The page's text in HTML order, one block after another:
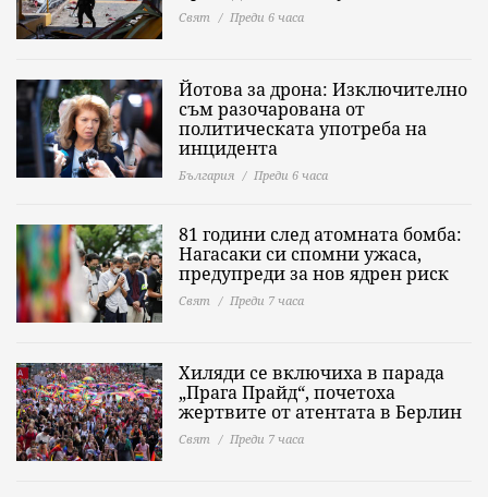
Свят Преди 6 часа
Йотова за дрона: Изключително
съм разочарована от
политическата употреба на
инцидента
България Преди 6 часа
81 години след атомната бомба:
Нагасаки си спомни ужаса,
предупреди за нов ядрен риск
Свят Преди 7 часа
Хиляди се включиха в парада
„Прага Прайд“, почетоха
жертвите от атентата в Берлин
Свят Преди 7 часа